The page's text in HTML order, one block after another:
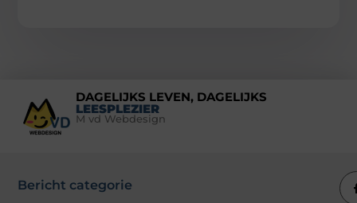
DAGELIJKS LEVEN, DAGELIJKS
LEESPLEZIER
M vd Webdesign
Bericht categorie